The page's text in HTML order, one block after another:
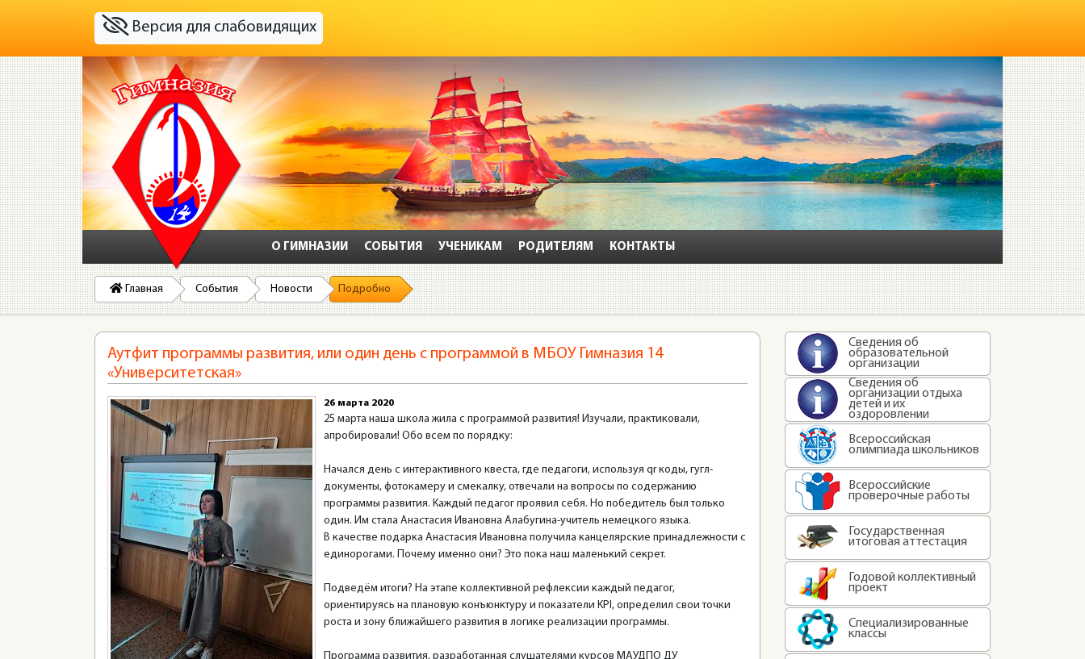
Версия для слабовидящих
О ГИМНАЗИИ СОБЫТИЯ УЧЕНИКАМ РОДИТЕЛЯМ КОНТАКТЫ
Главная События Новости Подробно
Аутфит программы развития, или один день с программой в МБОУ Гимназия 14
«Университетская»
26 марта 2020
25 марта наша школа жила с программой развития! Изучали, практиковали,
апробировали! Обо всем по порядку:
Начался день с интерактивного квеста, где педагоги, используя qr коды, гугл-
документы, фотокамеру и смекалку, отвечали на вопросы по содержанию
программы развития. Каждый педагог проявил себя. Но победитель был только
один. Им стала Анастасия Ивановна Алабугина-учитель немецкого языка.
В качестве подарка Анастасия Ивановна получила канцелярские принадлежности с
единорогами. Почему именно они? Это пока наш маленький секрет.
Подведём итоги? На этапе коллективной рефлексии каждый педагог,
ориентируясь на плановую конъюнктуру и показатели KPI, определил свои точки
роста и зону ближайшего развития в логике реализации программы.
Программа развития, разработанная слушателями курсов МАУДПО ДУ
Сведения об
образовательной
организации
Сведения об
организации отдыха
детей и их
оздоровлении
Всероссийская
олимпиада школьников
Всероссийские
проверочные работы
Государственная
итоговая аттестация
Годовой коллективный
проект
Специализированные
классы